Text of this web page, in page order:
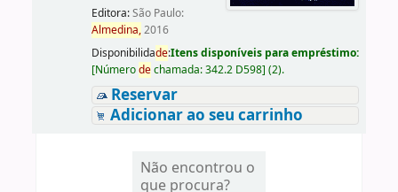
Editora:São Paulo:
Almedina,2016
Disponibilidade:Itens disponíveis para empréstimo:
[Númerodechamada:342.2 D598] (2).
Reservar
Adicionar ao seu carrinho
Não encontrou o
que procura?